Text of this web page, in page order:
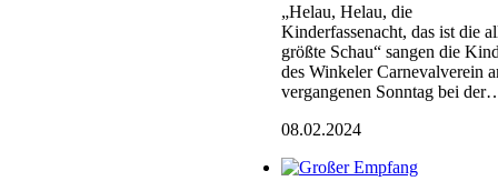
„Helau, Helau, die
Kinderfassenacht, das ist die
größte Schau“ sangen die
des Winkeler Carnevalverein
vergangenen Sonntag bei
08.02.2024